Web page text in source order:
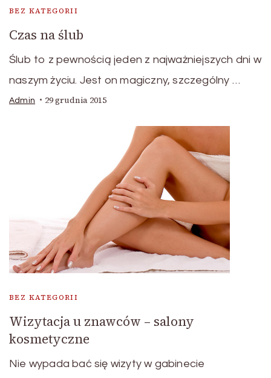
BEZ KATEGORII
Czas na ślub
Ślub to z pewnością jeden z najważniejszych dni w
naszym życiu. Jest on magiczny, szczególny …
Admin 29 grudnia 2015
BEZ KATEGORII
Wizytacja u znawców – salony
kosmetyczne
Nie wypada bać się wizyty w gabinecie